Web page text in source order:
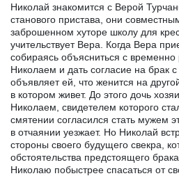
Николай знакомится с Верой
станового пристава, они
заброшенном хуторе школу для
учительствует Вера. Когда Вера
собираясь объясниться с
Николаем и дать согласие на брак
объявляет ей, что женится на
в котором живет. До этого дочь
Николаем, свидетелем которого
смятении согласился стать мужем
в отчаянии уезжает. Но Николай
стороны своего будущего свекра,
обстоятельства предстоящего
Николаю побыстрее спасаться от